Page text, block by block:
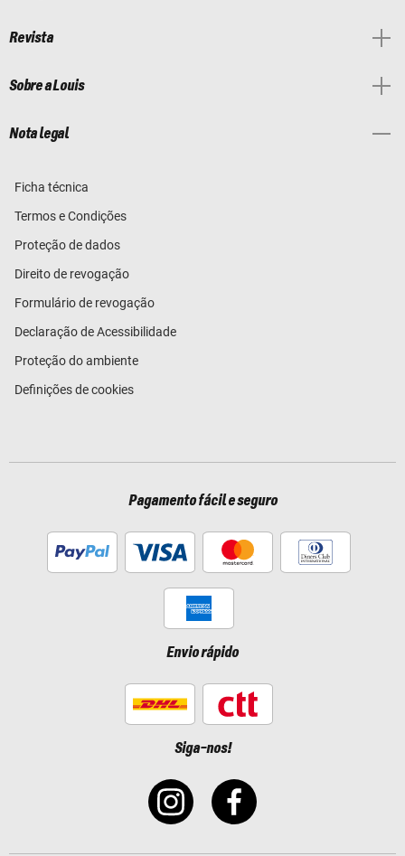
Revista
Sobre a Louis
Nota legal
Ficha técnica
Termos e Condições
Proteção de dados
Direito de revogação
Formulário de revogação
Declaração de Acessibilidade
Proteção do ambiente
Definições de cookies
Pagamento fácil e seguro
Envio rápido
Siga-nos!